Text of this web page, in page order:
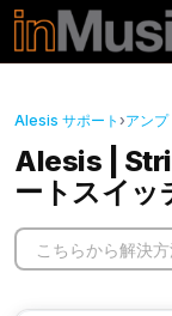
メインコンテン
Alesis サポート ›アンプ
Alesis |
ートスイッ